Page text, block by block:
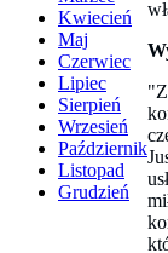
Kwiecień
Maj
Czerwiec
Lipiec
Sierpień
Wrzesień
Październik
Listopad
Grudzień